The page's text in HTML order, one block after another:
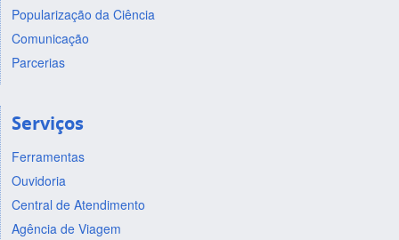
Popularização da Ciência
Comunicação
Parcerias
Serviços
Ferramentas
Ouvidoria
Central de Atendimento
Agência de Viagem